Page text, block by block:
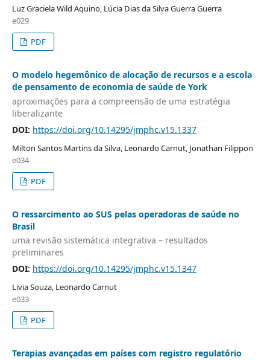
Luz Graciela Wild Aquino, Lúcia Dias da Silva Guerra Guerra
e029
PDF
O modelo hegemônico de alocação de recursos e a escola
de pensamento de economia de saúde de York
aproximações para a compreensão de uma estratégia
liberalizante
DOI: https://doi.org/10.14295/jmphc.v15.1337
Milton Santos Martins da Silva, Leonardo Carnut, Jonathan Filippon
e034
PDF
O ressarcimento ao SUS pelas operadoras de saúde no
Brasil
uma revisão sistemática integrativa – resultados
preliminares
DOI: https://doi.org/10.14295/jmphc.v15.1347
Livia Souza, Leonardo Carnut
e033
PDF
Terapias avançadas em países com registro regulatório